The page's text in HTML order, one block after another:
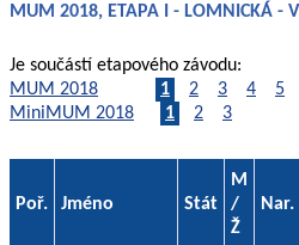
MUM 2018, ETAPA I - LOMNICKÁ -
Je součástí etapového závodu:
MUM 2018
1 2 3 4 5
MiniMUM 2018
1 2
3
Poř. Jméno Stát
M
/
Ž
Nar.